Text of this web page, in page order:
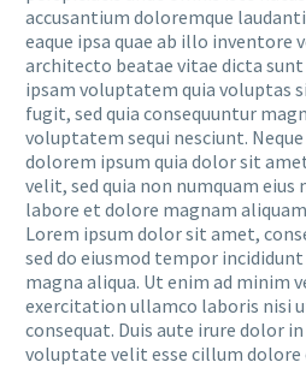
accusantium doloremque
eaque ipsa quae ab illo inventore
architecto beatae vitae dicta
ipsam voluptatem quia voluptas
fugit, sed quia consequuntur
voluptatem sequi nesciunt.
dolorem ipsum quia dolor sit
velit, sed quia non numquam
labore et dolore magnam
Lorem ipsum dolor sit amet,
sed do eiusmod tempor
magna aliqua. Ut enim ad minim
exercitation ullamco laboris nisi
consequat. Duis aute irure dolor
voluptate velit esse cillum